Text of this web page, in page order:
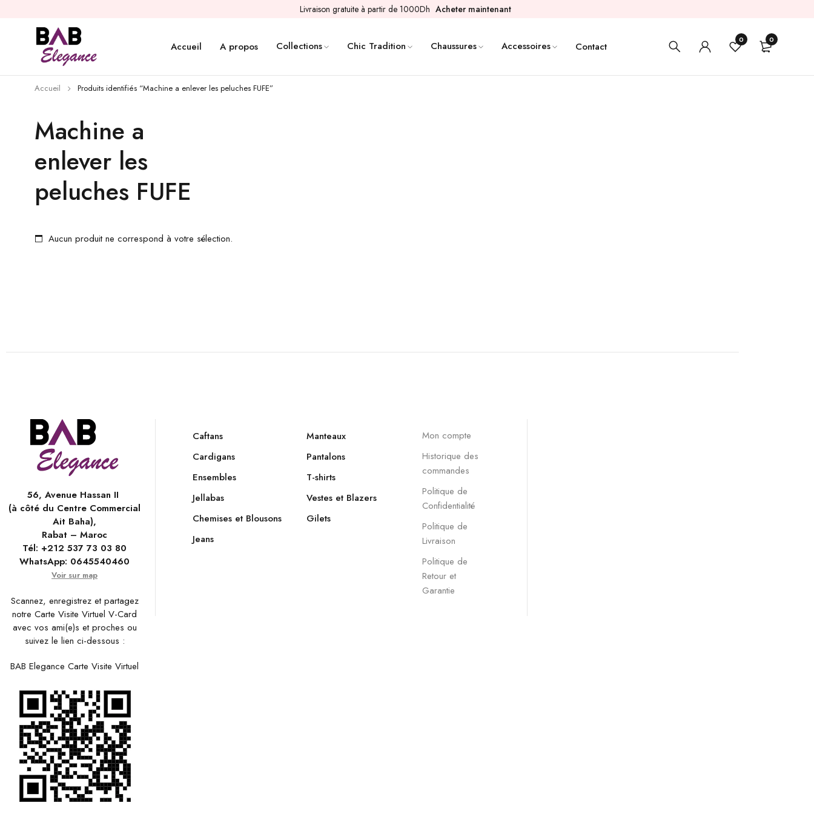
Livraison gratuite à partir de 1000Dh Acheter maintenant
Accueil A propos Collections Chic Tradition Chaussures Accessoires Contact
0 0
Machine a
enlever les
peluches FUFE
Accueil Produits identifiés “Machine a enlever les peluches FUFE”
Aucun produit ne correspond à votre sélection.
56, Avenue Hassan II
(à côté du Centre Commercial
Ait Baha),
Rabat – Maroc
Tél: +212 537 73 03 80
WhatsApp: 0645540460
Voir sur map
Scannez, enregistrez et partagez
notre Carte Visite Virtuel V-Card
avec vos ami(e)s et proches ou
suivez le lien ci-dessous :
BAB Elegance Carte Visite Virtuel
Caftans
Cardigans
Ensembles
Jellabas
Chemises et Blousons
Jeans
Manteaux
Pantalons
T-shirts
Vestes et Blazers
Gilets
Mon compte
Historique des
commandes
Politique de
Confidentialité
Politique de
Livraison
Politique de
Retour et
Garantie